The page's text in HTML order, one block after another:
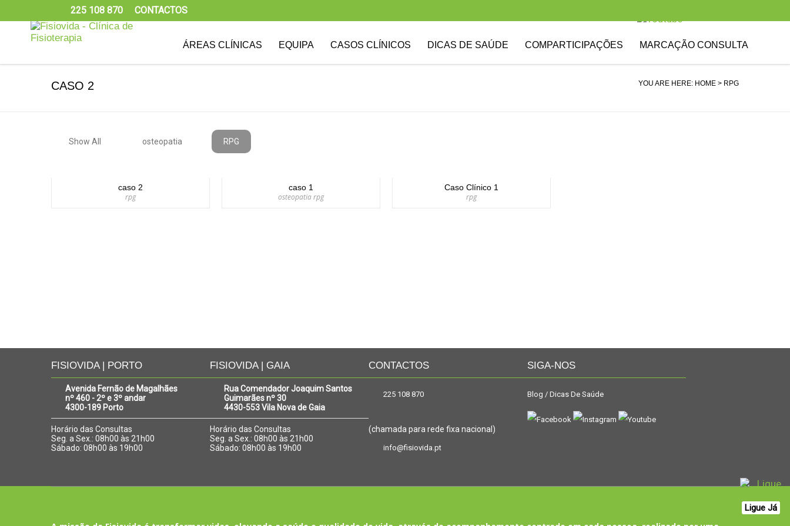
225 108 870 CONTACTOS
ÁREAS CLÍNICAS EQUIPA CASOS CLÍNICOS DICAS DE SAÚDE COMPARTICIPAÇÕES MARCAÇÃO CONSULTA
CASO 2 YOU ARE HERE: HOME > RPG
Show All osteopatia RPG
caso 2
rpg
caso 1
osteopatia rpg
Caso Clínico 1
rpg
Ligue Já
FISIOVIDA | PORTO
Avenida Fernão de Magalhães
nº 460 - 2º e 3º andar
4300-189 Porto
Horário das Consultas
Seg. a Sex.: 08h00 às 21h00
Sábado: 08h00 às 19h00
FISIOVIDA | GAIA
Rua Comendador Joaquim Santos
Guimarães nº 30
4430-553 Vila Nova de Gaia
Horário das Consultas
Seg. a Sex.: 08h00 às 21h00
Sábado: 08h00 às 19h00
CONTACTOS
225 108 870
(chamada para rede fixa nacional)
info@fisiovida.pt
SIGA-NOS
Blog / Dicas De Saúde